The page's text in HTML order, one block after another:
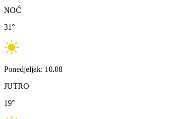
NOĆ
31°
Ponedjeljak: 10.08
JUTRO
19°